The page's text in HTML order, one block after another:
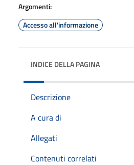
Argomenti:
Accesso all'informazione
INDICE DELLA PAGINA
Descrizione
A cura di
Allegati
Contenuti correlati